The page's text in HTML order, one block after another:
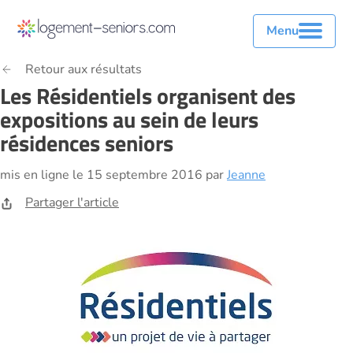
Menu
Retour aux résultats
Les Résidentiels organisent des
expositions au sein de leurs
résidences seniors
mis en ligne le 15 septembre 2016 parJeanne
Partager l'article